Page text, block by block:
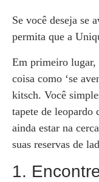
Se você deseja se
permita que a
Em primeiro lugar,
coisa como ‘se
kitsch. Você
tapete de leopardo
ainda estar na
suas reservas de
1.